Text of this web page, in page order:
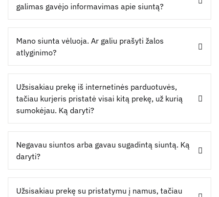
galimas gavėjo informavimas apie siuntą?
Mano siunta vėluoja. Ar galiu prašyti žalos
atlyginimo?
Užsisakiau prekę iš internetinės parduotuvės,
tačiau kurjeris pristatė visai kitą prekę, už kurią
sumokėjau. Ką daryti?
Negavau siuntos arba gavau sugadintą siuntą. Ką
daryti?
Užsisakiau prekę su pristatymu į namus, tačiau